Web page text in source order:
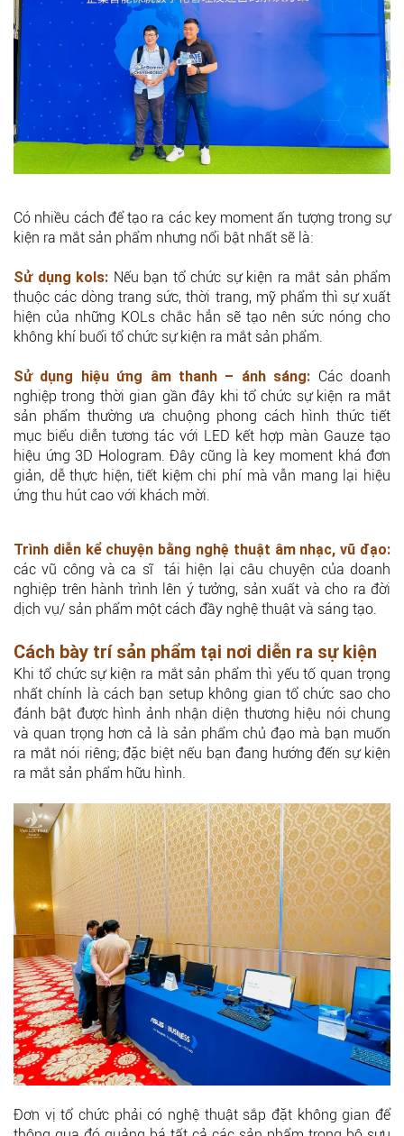
Có nhiều cách để tạo ra các key moment ấn tượng trong sự
kiện ra mắt sản phẩm nhưng nổi bật nhất sẽ là:
Sử dụng kols: Nếu bạn tổ chức sự kiện ra mắt sản phẩm
thuộc các dòng trang sức, thời trang, mỹ phẩm thì sự xuất
hiện của những KOLs chắc hẳn sẽ tạo nên sức nóng cho
không khí buổi tổ chức sự kiện ra mắt sản phẩm.
Sử dụng hiệu ứng âm thanh – ánh sáng: Các doanh
nghiệp trong thời gian gần đây khi tổ chức sự kiện ra mắt
sản phẩm thường ưa chuộng phong cách hình thức tiết
mục biểu diễn tương tác với LED kết hợp màn Gauze tạo
hiệu ứng 3D Hologram. Đây cũng là key moment khá đơn
giản, dễ thực hiện, tiết kiệm chi phí mà vẫn mang lại hiệu
ứng thu hút cao với khách mời.
Trình diễn kể chuyện bằng nghệ thuật âm nhạc, vũ đạo:
các vũ công và ca sĩ tái hiện lại câu chuyện của doanh
nghiệp trên hành trình lên ý tưởng, sản xuất và cho ra đời
dịch vụ/ sản phẩm một cách đầy nghệ thuật và sáng tạo.
Cách bày trí sản phẩm tại nơi diễn ra sự kiện
Khi tổ chức sự kiện ra mắt sản phẩm thì yếu tố quan trọng
nhất chính là cách bạn setup không gian tổ chức sao cho
đánh bật được hình ảnh nhận diện thương hiệu nói chung
và quan trọng hơn cả là sản phẩm chủ đạo mà bạn muốn
ra mắt nói riêng; đặc biệt nếu bạn đang hướng đến sự kiện
ra mắt sản phẩm hữu hình.
Đơn vị tổ chức phải có nghệ thuật sắp đặt không gian để